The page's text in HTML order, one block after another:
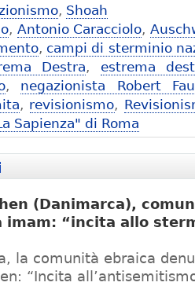
, Shoah
, Antonio Caracciolo,
, campi di sterminio
Destra, estrema
, negazionista Robert
, revisionismo,
Sapienza" di Roma
(Danimarca),
imam: “incita allo
la comunità ebraica
“Incita